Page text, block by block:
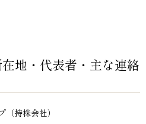
地・代表者・主な連絡
持株会社）